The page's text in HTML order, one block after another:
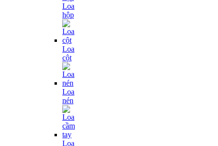
Loa
hộp
Loa
cột
Loa
nén
Loa